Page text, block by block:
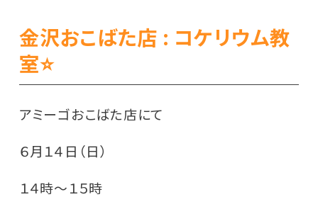
金沢おこばた店 : コケリウム教
室⭐
アミーゴおこばた店にて
６月１４日（日）
１４時～１５時